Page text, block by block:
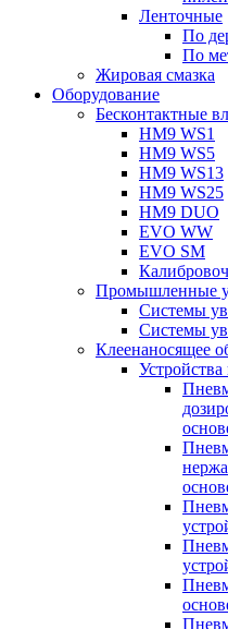
Ленточные
По
По
Жировая смазка
Оборудование
Бесконтактные
HM9 WS1
HM9 WS5
HM9 WS13
HM9 WS25
HM9 DUO
EVO WW
EVO SM
Промышленные
Системы
Системы
Клеенаносящее